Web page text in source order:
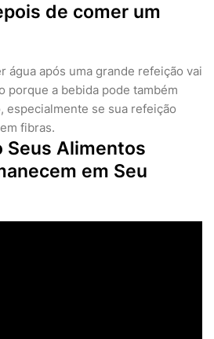
de comer um
água após uma grande refeição vai
porque a bebida pode também
especialmente se sua refeição
fibras.
Seus Alimentos
em Seu